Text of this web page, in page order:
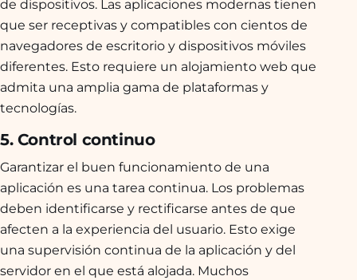
de dispositivos. Las aplicaciones modernas tienen
que ser receptivas y compatibles con cientos de
navegadores de escritorio y dispositivos móviles
diferentes. Esto requiere un alojamiento web que
admita una amplia gama de plataformas y
tecnologías.
5. Control continuo
Garantizar el buen funcionamiento de una
aplicación es una tarea continua. Los problemas
deben identificarse y rectificarse antes de que
afecten a la experiencia del usuario. Esto exige
una supervisión continua de la aplicación y del
servidor en el que está alojada. Muchos